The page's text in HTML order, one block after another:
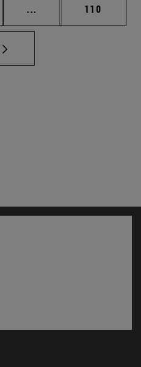
... Páginas intermedias
Página
110